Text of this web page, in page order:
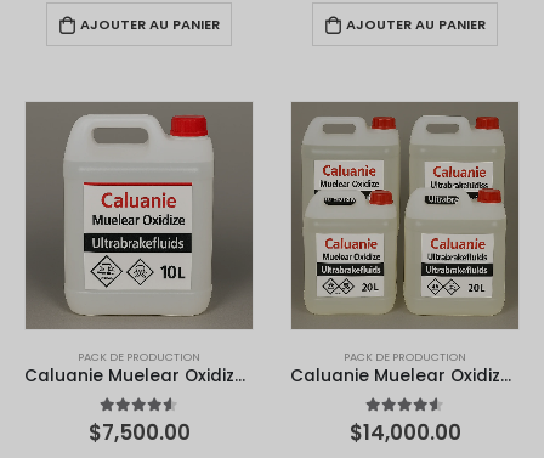
AJOUTER AU PANIER AJOUTER AU PANIER
PACK DE PRODUCTION
Caluanie Muelear Oxidize - 10 Litres
4.50sur 5
$7,500.00
PACK DE PRODUCTION
Caluanie Muelear Oxidize - 20 Litres
4.50sur 5
$14,000.00